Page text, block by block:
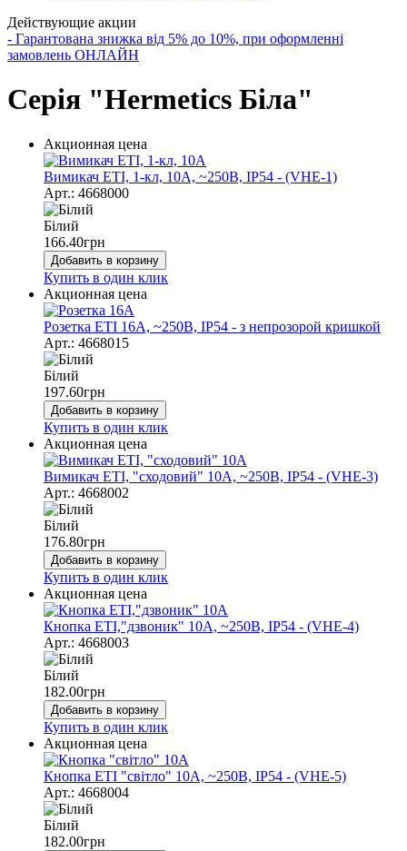
Действующие акции
- Гарантована знижка від 5% до 10%, при оформленні
замовлень ОНЛАЙН
Серія "Hermetics Біла"
Акционная цена
Вимикач ЕТІ, 1-кл, 10А, ~250В, IP54 - (VHE-1)
Арт.: 4668000
Білий
166.40грн
Добавить в корзину
Купить в один клик
Акционная цена
Розетка ETI 16А, ~250В, IP54 - з непрозорой кришкой
Арт.: 4668015
Білий
197.60грн
Добавить в корзину
Купить в один клик
Акционная цена
Вимикач ЕТІ, "сходовий" 10А, ~250В, IP54 - (VHE-3)
Арт.: 4668002
Білий
176.80грн
Добавить в корзину
Купить в один клик
Акционная цена
Кнопка ЕТІ,"дзвоник" 10А, ~250В, IP54 - (VHE-4)
Арт.: 4668003
Білий
182.00грн
Добавить в корзину
Купить в один клик
Акционная цена
Кнопка ЕТІ "світло" 10А, ~250В, IP54 - (VHE-5)
Арт.: 4668004
Білий
182.00грн